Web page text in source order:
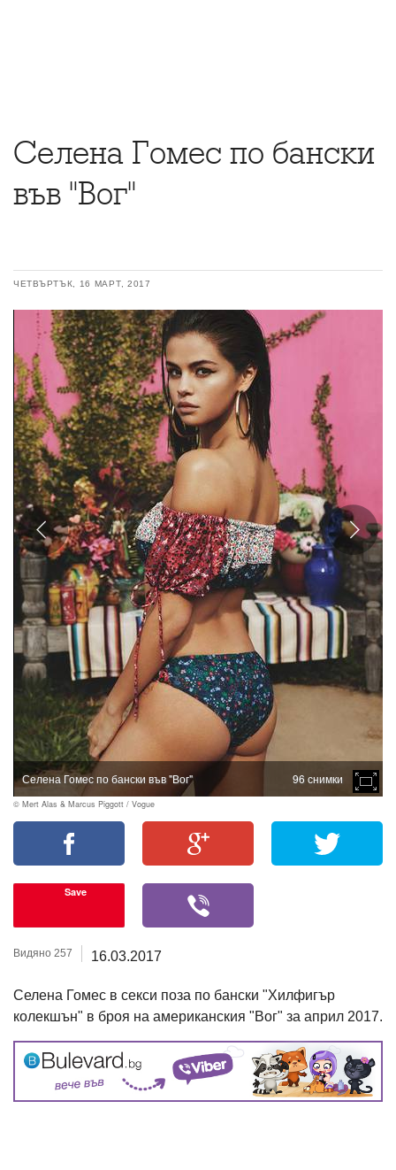
Селена Гомес по бански
във "Вог"
ЧЕТВЪРТЪК, 16 МАРТ, 2017
Селена Гомес по бански във "Вог" 96 снимки
© Mert Alas & Marcus Piggott / Vogue
Save
Видяно 257 16.03.2017
Селена Гомес в секси поза по бански "Хилфигър
колекшън" в броя на американския "Вог" за април 2017.